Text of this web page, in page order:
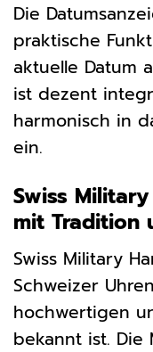
Die
praktische
aktuelle Datum
ist dezent
harmonisch in
ein.
Swiss
mit Tradition
Swiss Military
Schweizer
hochwertigen
bekannt ist.